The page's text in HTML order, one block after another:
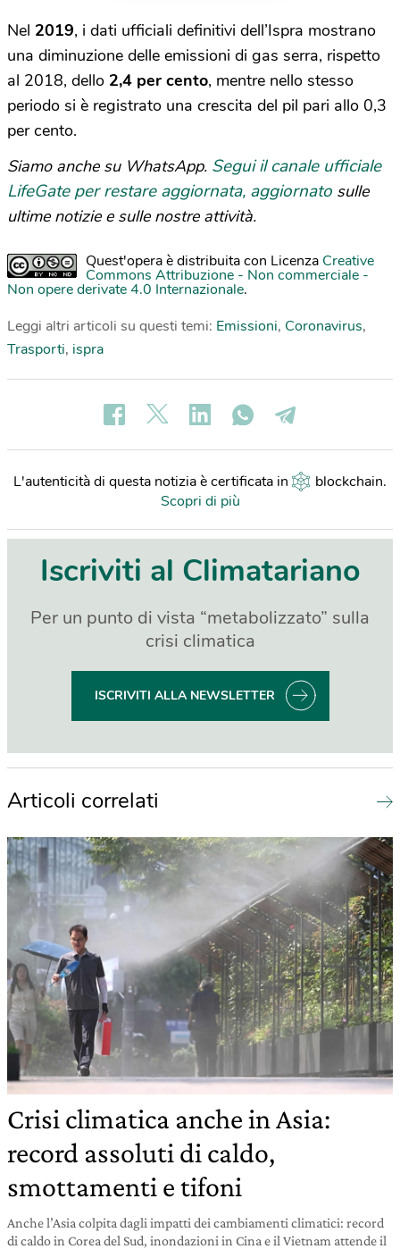
Nel 2019, i dati ufficiali definitivi dell’Ispra mostrano
una diminuzione delle emissioni di gas serra, rispetto
al 2018, dello 2,4 per cento, mentre nello stesso
periodo si è registrato una crescita del pil pari allo 0,3
per cento.
Siamo anche su WhatsApp. Segui il canale ufficiale
LifeGate per restare aggiornata, aggiornato sulle
ultime notizie e sulle nostre attività.
Quest'opera è distribuita con Licenza Creative
Commons Attribuzione - Non commerciale -
Non opere derivate 4.0 Internazionale.
Leggi altri articoli su questi temi: Emissioni, Coronavirus,
Trasporti, ispra
L'autenticità di questa notizia è certificata in blockchain.
Scopri di più
Iscriviti al Climatariano
Per un punto di vista “metabolizzato” sulla
crisi climatica
ISCRIVITI ALLA NEWSLETTER
Articoli correlati
Crisi climatica anche in Asia:
record assoluti di caldo,
smottamenti e tifoni
Anche l’Asia colpita dagli impatti dei cambiamenti climatici: record
di caldo in Corea del Sud, inondazioni in Cina e il Vietnam attende il